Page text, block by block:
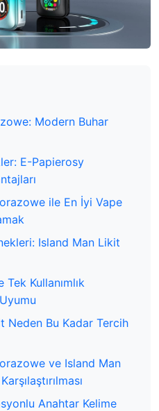
Modern Buhar
E-Papierosy
ile En İyi Vape
Island Man Likit
Kullanımlık
Neden Bu Kadar Tercih
ve Island Man
Anahtar Kelime